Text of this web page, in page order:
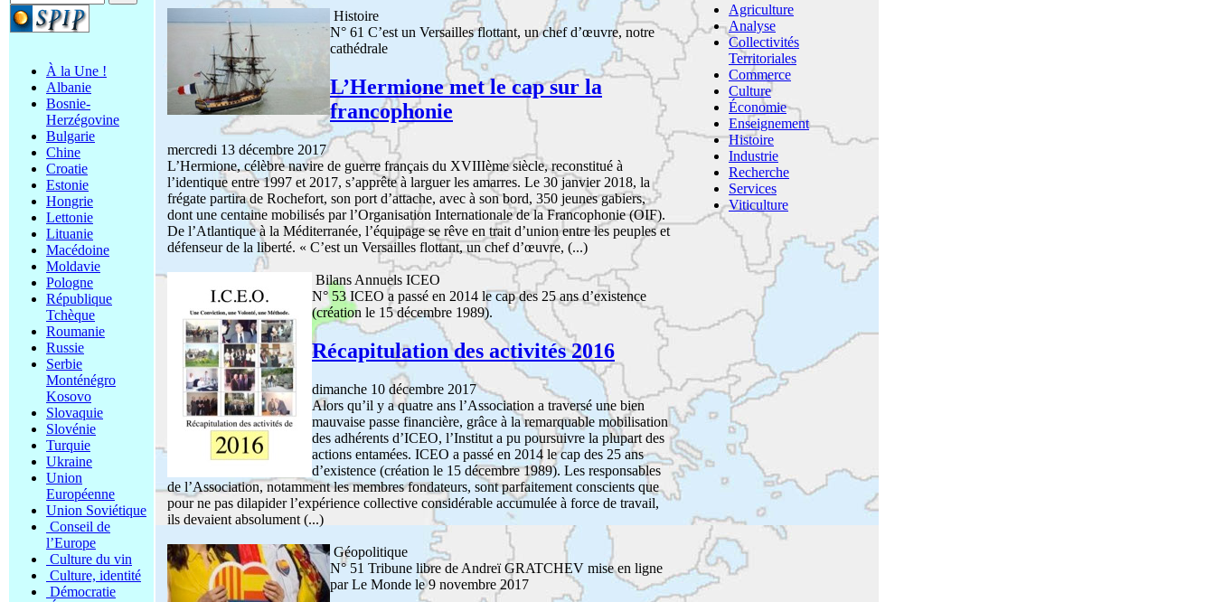
À la Une !
Albanie
Bosnie-
Herzégovine
Bulgarie
Chine
Croatie
Estonie
Hongrie
Lettonie
Lituanie
Macédoine
Moldavie
Pologne
République
Tchèque
Roumanie
Russie
Serbie
Monténégro
Kosovo
Slovaquie
Slovénie
Turquie
Ukraine
Union
Européenne
Union Soviétique
Conseil de
l’Europe
Culture du vin
Culture, identité
Démocratie
Histoire
N° 61 C’est un Versailles flottant, un chef d’œuvre, notre
cathédrale
L’Hermione met le cap sur la
francophonie
mercredi 13 décembre 2017
L’Hermione, célèbre navire de guerre français du XVIIIème siècle, reconstitué à
l’identique entre 1997 et 2017, s’apprête à larguer les amarres. Le 30 janvier 2018, la
frégate partira de Rochefort, son port d’attache, avec à son bord, 350 jeunes gabiers,
dont une centaine mobilisés par l’Organisation Internationale de la Francophonie (OIF).
De l’Atlantique à la Méditerranée, l’équipage se rêve en trait d’union entre les peuples et
défenseur de la liberté. « C’est un Versailles flottant, un chef d’œuvre, (...)
Bilans Annuels ICEO
N° 53 ICEO a passé en 2014 le cap des 25 ans d’existence
(création le 15 décembre 1989).
Récapitulation des activités 2016
dimanche 10 décembre 2017
Alors qu’il y a quatre ans l’Association a traversé une bien
mauvaise passe financière, grâce à la remarquable mobilisation
des adhérents d’ICEO, l’Institut a pu poursuivre la plupart des
actions entamées. ICEO a passé en 2014 le cap des 25 ans
d’existence (création le 15 décembre 1989). Les responsables
de l’Association, notamment les membres fondateurs, sont parfaitement conscients que
pour ne pas dilapider l’expérience collective considérable accumulée à force de travail,
ils devaient absolument (...)
Géopolitique
N° 51 Tribune libre de Andreï GRATCHEV mise en ligne
par Le Monde le 9 novembre 2017
Agriculture
Analyse
Collectivités
Territoriales
Commerce
Culture
Économie
Enseignement
Histoire
Industrie
Recherche
Services
Viticulture